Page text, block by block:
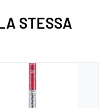
STESSA